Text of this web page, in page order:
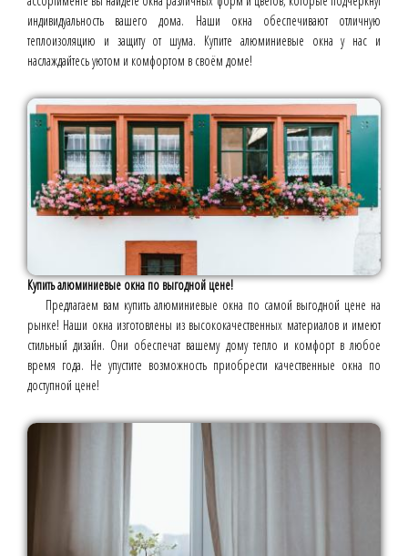
индивидуальность вашего дома. Наши окна обеспечивают отличную
теплоизоляцию и защиту от шума. Купите алюминиевые окна у нас и
наслаждайтесь уютом и комфортом в своём доме!
Купить алюминиевые окна по выгодной цене!
Предлагаем вам купить алюминиевые окна по самой выгодной цене на
рынке! Наши окна изготовлены из высококачественных материалов и имеют
стильный дизайн. Они обеспечат вашему дому тепло и комфорт в любое
время года. Не упустите возможность приобрести качественные окна по
доступной цене!